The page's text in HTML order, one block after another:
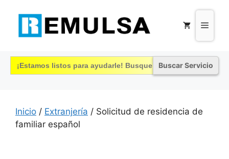
contenido
Menú
Buscar:
Inicio / Extranjería / Solicitud de residencia de
familiar español